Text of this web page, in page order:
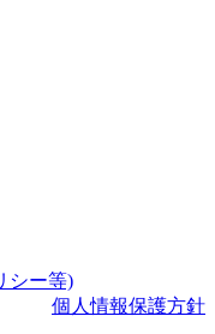
シー等)
個人情報保護方針